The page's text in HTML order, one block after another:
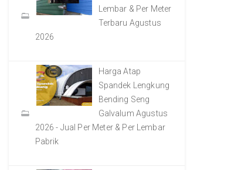
Lembar & Per Meter
Terbaru Agustus
2026
Harga Atap
Spandek Lengkung
Bending Seng
Galvalum Agustus
2026 - Jual Per Meter & Per Lembar
Pabrik